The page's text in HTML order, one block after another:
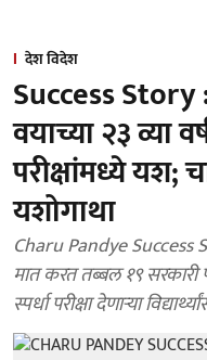
देश विदेश
Success Story
वयाच्या २३ व्या
परीक्षांमध्ये यश;
यशोगाथा
Charu Pandye Success
मात करत तब्बल १९ सरकारी
स्पर्धा परीक्षा देणाऱ्या